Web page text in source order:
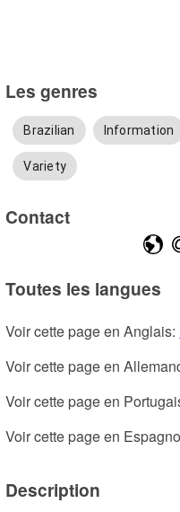
Les genres
Brazilian Information
Variety
Contact
Toutes les langues
Voir cette page en Anglais:
Voir cette page en
Voir cette page en
Voir cette page en
Description